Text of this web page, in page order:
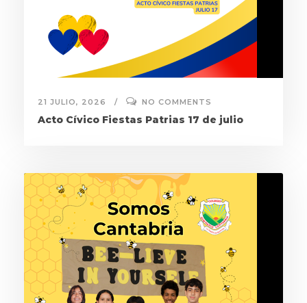
21 JULIO, 2026 NO COMMENTS
Acto Cívico Fiestas Patrias 17 de julio